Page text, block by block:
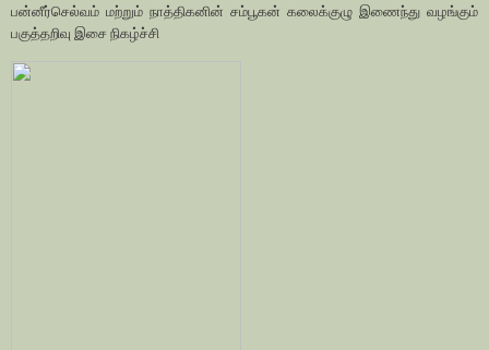
பன்னீர்செல்வம் மற்றும் நாத்திகனின் சம்பூகன் கலைக்குழு இணைந்து வழங்கும்
பகுத்தறிவு இசை நிகழ்ச்சி